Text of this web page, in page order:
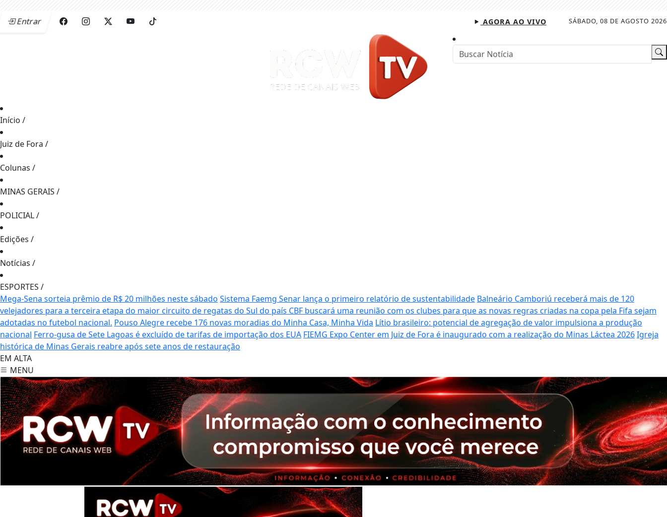
Entrar SÁBADO, 08 DE AGOSTO 2026
AGORA AO VIVO
Início /
Juiz de Fora /
Colunas /
MINAS GERAIS /
POLICIAL/
Edições /
Notícias /
ESPORTES /
Mega-Sena sorteia prêmio de R$ 20 milhões neste sábado Sistema Faemg Senar lança o primeiro relatório de sustentabilidade Balneário Camboriú receberá mais de 120
velejadores para a terceira etapa do maior circuito de regatas do Sul do país CBF buscará uma reunião com os clubes para que as novas regras criadas na copa pela Fifa sejam
adotadas no futebol nacional. Pouso Alegre recebe 176 novas moradias do Minha Casa, Minha Vida Lítio brasileiro: potencial de agregação de valor impulsiona a produção
nacional Ferro-gusa de Sete Lagoas é excluído de tarifas de importação dos EUA FIEMG Expo Center em Juiz de Fora é inaugurado com a realização do Minas Láctea 2026Igreja
histórica de Minas Gerais reabre após sete anos de restauração
EM ALTA
MENU